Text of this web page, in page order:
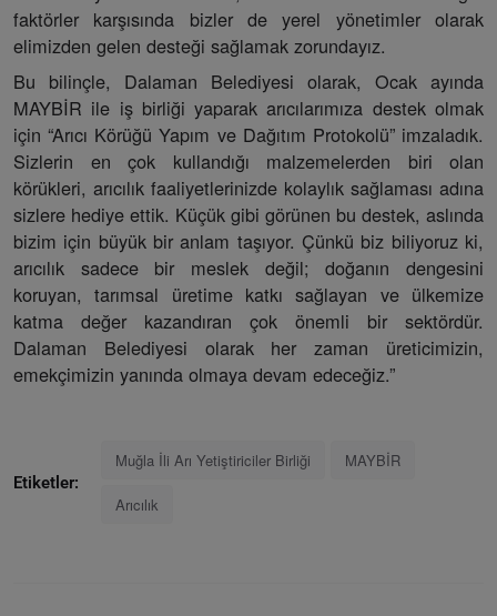
faktörler karşısında bizler de yerel yönetimler olarak
elimizden gelen desteği sağlamak zorundayız.
Bu bilinçle, Dalaman Belediyesi olarak, Ocak ayında
MAYBİR ile iş birliği yaparak arıcılarımıza destek olmak
için “Arıcı Körüğü Yapım ve Dağıtım Protokolü” imzaladık.
Sizlerin en çok kullandığı malzemelerden biri olan
körükleri, arıcılık faaliyetlerinizde kolaylık sağlaması adına
sizlere hediye ettik. Küçük gibi görünen bu destek, aslında
bizim için büyük bir anlam taşıyor. Çünkü biz biliyoruz ki,
arıcılık sadece bir meslek değil; doğanın dengesini
koruyan, tarımsal üretime katkı sağlayan ve ülkemize
katma değer kazandıran çok önemli bir sektördür.
Dalaman Belediyesi olarak her zaman üreticimizin,
emekçimizin yanında olmaya devam edeceğiz.”
Etiketler:
Muğla İli Arı Yetiştiriciler Birliği MAYBİR
Arıcılık